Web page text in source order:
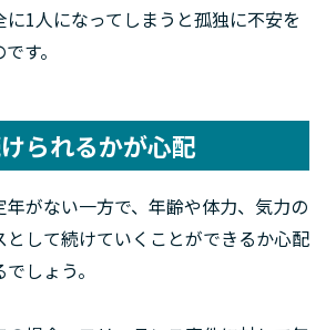
に1人になってしまうと孤独に不安を
す。
られるかが心配
年がない一方で、年齢や体力、気力の
として続けていくことができるか心配
しょう。